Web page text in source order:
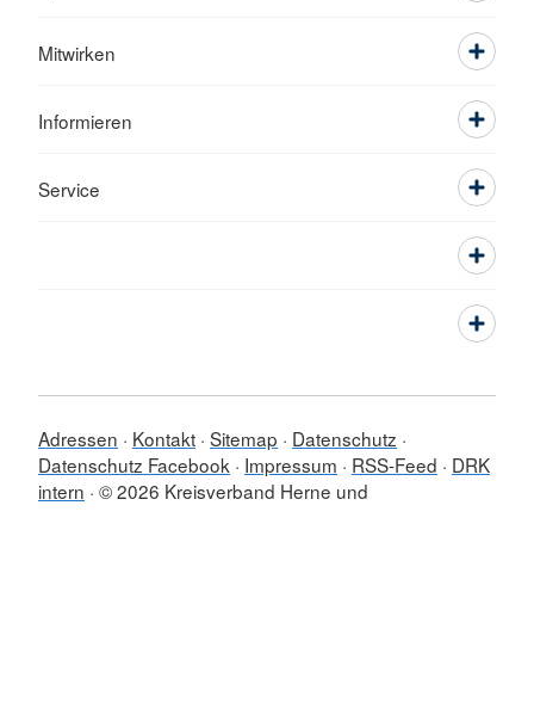
Mitwirken
Informieren
Service
Adressen Kontakt Sitemap
Datenschutz
Datenschutz Facebook
Impressum RSS-Feed
DRK
intern © 2026 Kreisverband Herne und